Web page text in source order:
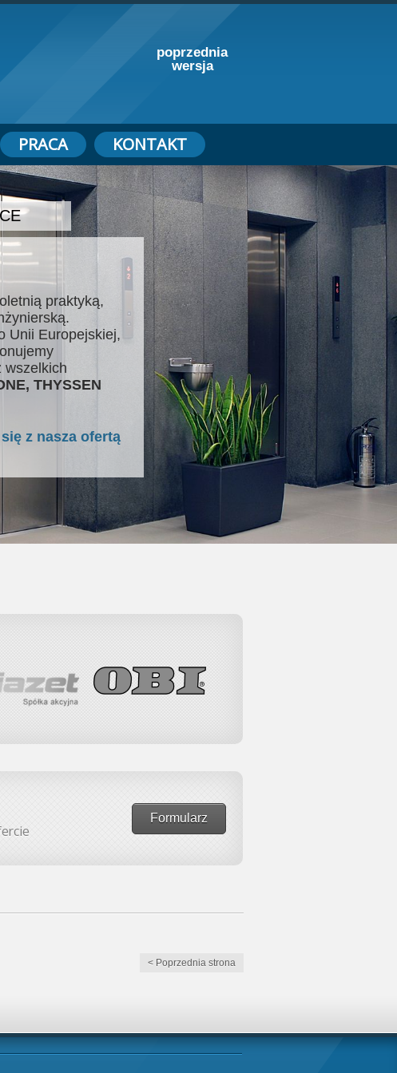
poprzednia
wersja
PRACA KONTAKT
praktyką,
Unii Europejskiej,
wszelkich
THYSSEN
z nasza ofertą
Formularz
< Poprzednia strona